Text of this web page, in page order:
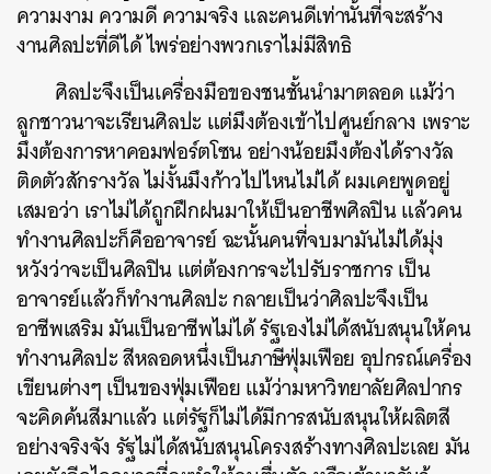
ความงามความดีความจริงและคนดีเท่านั้นที่จะสร้าง
งานศิลปะที่ดีได้ไพร่อย่างพวกเราไม่มีสิทธิ
ศิลปะจึงเป็นเครื่องมือของชนชั้นนำมาตลอดแม้ว่า
ลูกชาวนาจะเรียนศิลปะ แต่มึงต้องเข้าไปศูนย์กลาง เพราะ
มึงต้องการหาคอมฟอร์ตโซนอย่างน้อยมึงต้องได้รางวัล
ติดตัวสักรางวัลไม่งั้นมึงก้าวไปไหนไม่ได้ผมเคยพูดอยู่
เสมอว่า เราไม่ได้ถูกฝึกฝนมาให้เป็นอาชีพศิลปินแล้วคน
ทำงานศิลปะก็คืออาจารย์ฉะนั้นคนที่จบมามันไม่ได้มุ่ง
หวังว่าจะเป็นศิลปินแต่ต้องการจะไปรับราชการเป็น
อาจารย์แล้วก็ทำงานศิลปะกลายเป็นว่าศิลปะจึงเป็น
อาชีพเสริมมันเป็นอาชีพไม่ได้รัฐเองไม่ได้สนับสนุนให้คน
ทำงานศิลปะสีหลอดหนึ่งเป็นภาษีฟุ่มเฟือยอุปกรณ์เครื่อง
เขียนต่างๆเป็นของฟุ่มเฟือยแม้ว่ามหาวิทยาลัยศิลปากร
จะคิดค้นสีมาแล้ว แต่รัฐก็ไม่ได้มีการสนับสนุนให้ผลิตสี
อย่างจริงจังรัฐไม่ได้สนับสนุนโครงสร้างทางศิลปะเลยมัน
SHARE TWEET LINE EMAIL